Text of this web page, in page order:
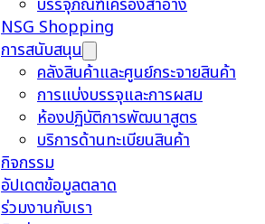
บรรจุภัณฑ์เครื่องสำอาง
NSG Shopping
การสนับสนุน
คลังสินค้าและศูนย์กระจายสินค้า
การแบ่งบรรจุและการผสม
ห้องปฏิบัติการพัฒนาสูตร
บริการด้านทะเบียนสินค้า
กิจกรรม
อัปเดตข้อมูลตลาด
ร่วมงานกับเรา